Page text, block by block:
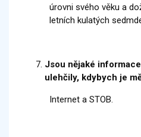
úrovni svého věku a
letních kulatých
Jsou nějaké
ulehčily, kdybych je
Internet a STOB.